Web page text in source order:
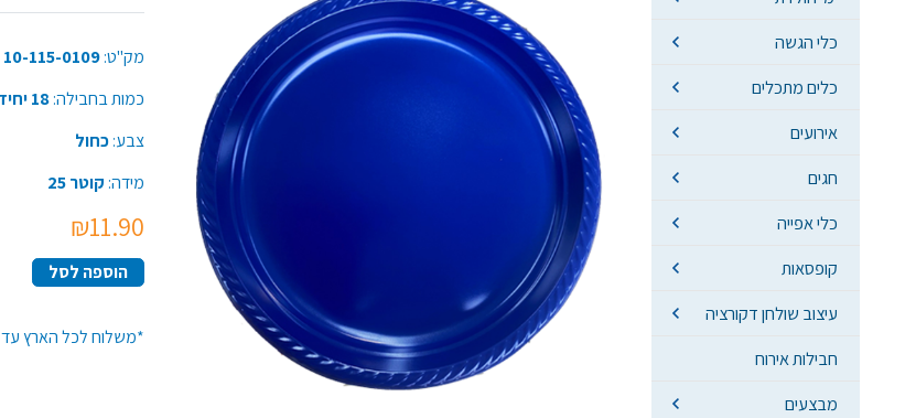
כלי הגשה
כלים מתכלים
אירועים
חגים
כלי אפייה
קופסאות
עיצוב שולחן דקורציה
חבילות אירוח
מבצעים
מק"ט:10-115-0109
כמות בחבילה:18 יחידות
צבע:כחול
מידה: קוטר 25
₪11.90
הוספה לסל
*משלוח לכל הארץ עד 5 ימי עסקים*זמן האספקה יתארך בקנייה מעל 50 יח' מפריט